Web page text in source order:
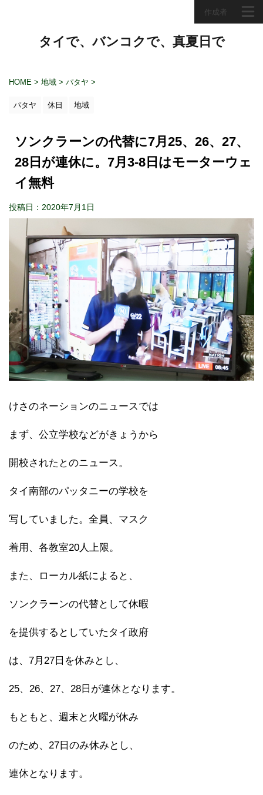
作成者
タイで、バンコクで、真夏日で
HOME > 地域 > パタヤ >
パタヤ 休日 地域
ソンクラーンの代替に7月25、26、27、
28日が連休に。7月3‐8日はモーターウェ
イ無料
投稿日：2020年7月1日
けさのネーションのニュースでは
まず、公立学校などがきょうから
開校されたとのニュース。
タイ南部のパッタニーの学校を
写していました。全員、マスク
着用、各教室20人上限。
また、ローカル紙によると、
ソンクラーンの代替として休暇
を提供するとしていたタイ政府
は、7月27日を休みとし、
25、26、27、28日が連休となります。
もともと、週末と火曜が休み
のため、27日のみ休みとし、
連休となります。